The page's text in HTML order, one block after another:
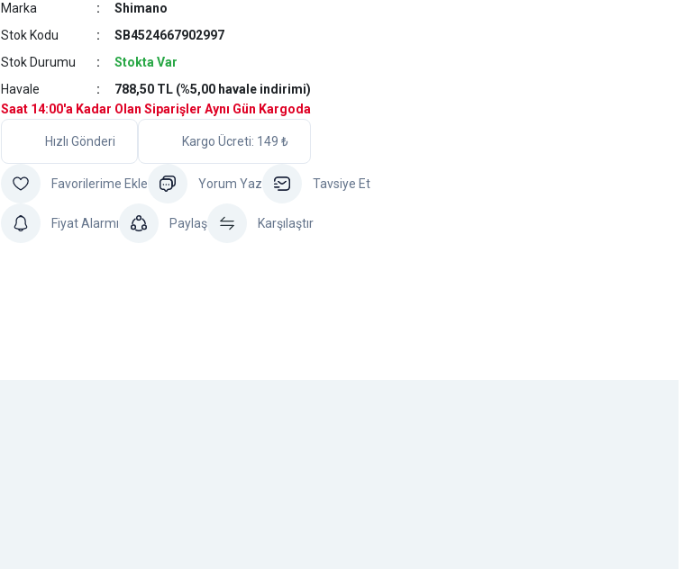
Marka
Shimano
Stok Kodu
SB4524667902997
Stok Durumu
Stokta Var
Havale
788,50 TL (%5,00 havale indirimi)
Saat 14:00'a Kadar Olan Siparişler Aynı Gün Kargoda
Hızlı Gönderi Kargo Ücreti: 149 ₺
Yorum Yaz Tavsiye Et
Fiyat Alarmı Paylaş Karşılaştır